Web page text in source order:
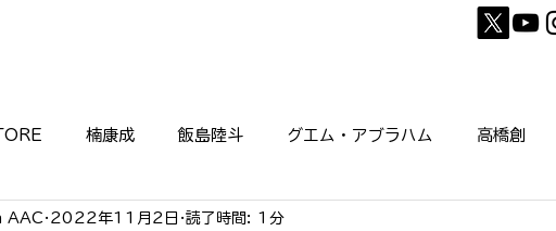
楠康成 飯島陸斗 グエム・アブラハム 高橋創
活動情報 SHARKSクッキング
AAC 2022年11月2日 読了時間: 1分